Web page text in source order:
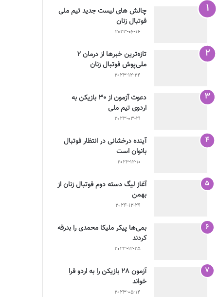
چالش هاى ليست جدید تيم ملى
فوتبال زنان
2023-06-14
تازه‌ترین خبرها از درمان ۲
ملی‌پوش فوتبال زنان
2023-12-24
دعوت آزمون از 30 بازیکن به
اردوی تیم ملی
2023-03-21
آینده درخشانی در انتظار فوتبال
بانوان است
2022-12-10
آغاز لیگ دسته دوم فوتبال زنان از
بهمن
2024-12-29
بمی‌ها پیکر ملیکا محمدی را بدرقه
کردند
2023-12-25
آزمون 28 بازیکن را به اردو فرا
خواند
2023-05-14